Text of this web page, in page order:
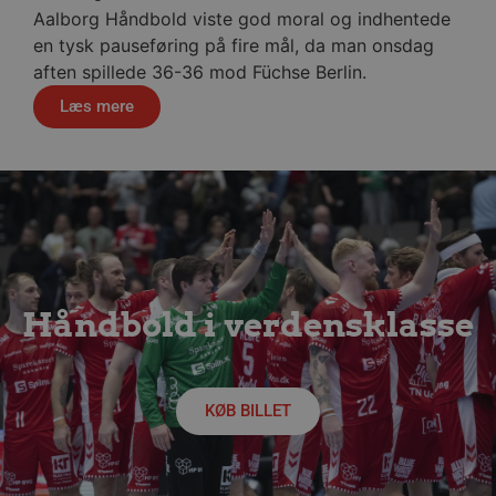
Aalborg Håndbold viste god moral og indhentede
en tysk pauseføring på fire mål, da man onsdag
aften spillede 36-36 mod Füchse Berlin.
Læs mere
Håndbold i verdensklasse
KØB BILLET
CookieScriptConsent
VISITOR_PRIVACY_METADATA
YouTube
.youtube.com
5
4
Google Privacy Policy